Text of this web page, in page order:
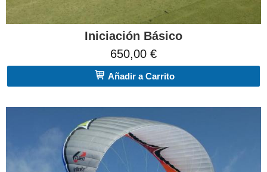
Iniciación Básico
650,00 €
Añadir a Carrito